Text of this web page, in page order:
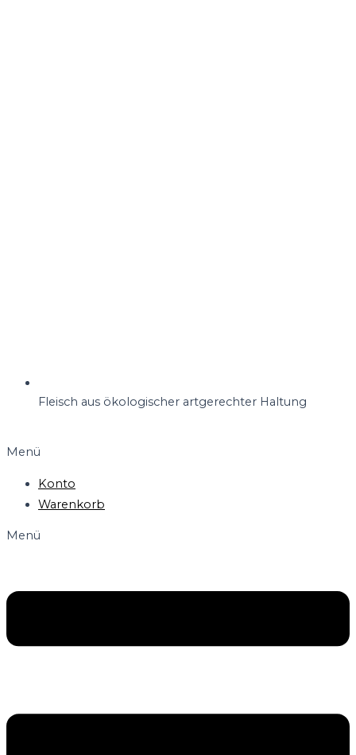
Fleisch aus ökologischer artgerechter Haltung
Menü
Konto
Warenkorb
Menü